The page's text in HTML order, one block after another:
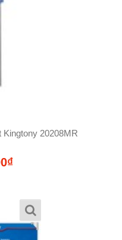
20208MR